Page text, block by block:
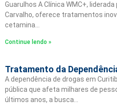
Guarulhos A Clínica WMC+, liderada
Carvalho, oferece tratamentos
cetamina…
Continue lendo »
Tratamento da
A dependência de drogas em
pública que afeta milhares de
últimos anos, a busca…